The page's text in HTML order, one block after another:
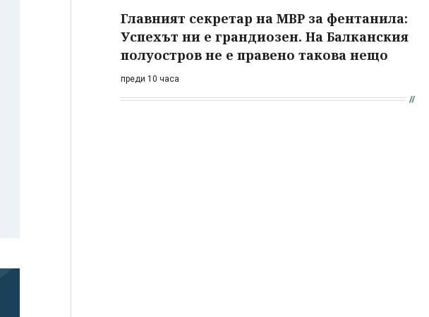
Главният секретар на МВР за фентанила:
Успехът ни е грандиозен. На Балканския
полуостров не е правено такова нещо
преди 10 часа